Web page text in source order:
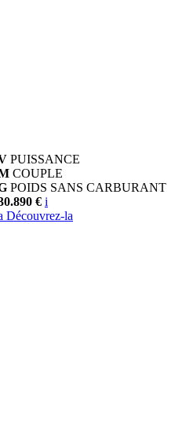
PUISSANCE
COUPLE
POIDS SANS CARBURANT
€ i
Découvrez-la